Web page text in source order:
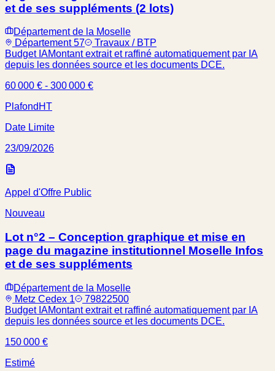
et de ses suppléments (2 lots)
Département de la Moselle
Département 57
Travaux / BTP
Budget IAMontant extrait et raffiné automatiquement par IA
depuis les données source et les documents DCE.
60 000 € - 300 000 €
Plafond HT
Date Limite
23/09/2026
Appel d'Offre Public
Nouveau
Lot n°2 – Conception graphique et mise en
page du magazine institutionnel Moselle Infos
et de ses suppléments
Département de la Moselle
Metz Cedex 1
79822500
Budget IAMontant extrait et raffiné automatiquement par IA
depuis les données source et les documents DCE.
150 000 €
Estimé